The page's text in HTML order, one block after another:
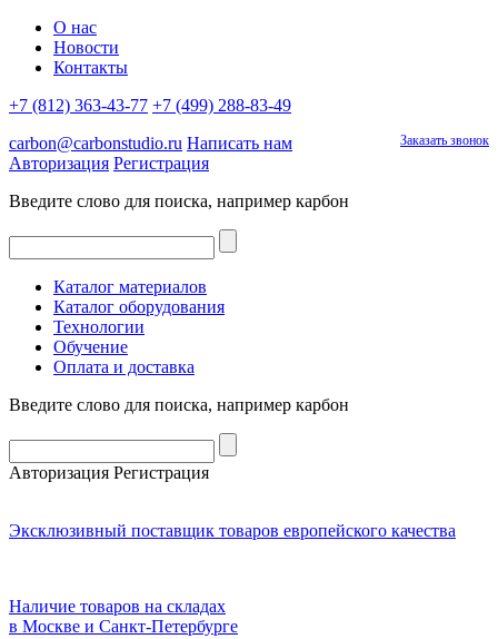
О нас
Новости
Контакты
+7 (812) 363-43-77 +7 (499) 288-83-49
Заказать звонок
carbon@carbonstudio.ru Написать нам
Авторизация Регистрация
Введите слово для поиска, например карбон
Каталог материалов
Каталог оборудования
Технологии
Обучение
Оплата и доставка
Введите слово для поиска, например карбон
Авторизация Регистрация
Эксклюзивный поставщик товаров европейского качества
Наличие товаров на складах
в Москве и Санкт-Петербурге